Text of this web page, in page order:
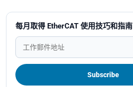
每月取得 EtherCAT 使用技巧和指南